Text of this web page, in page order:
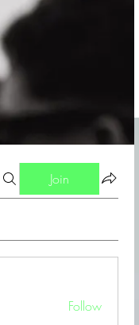
Join
Follow